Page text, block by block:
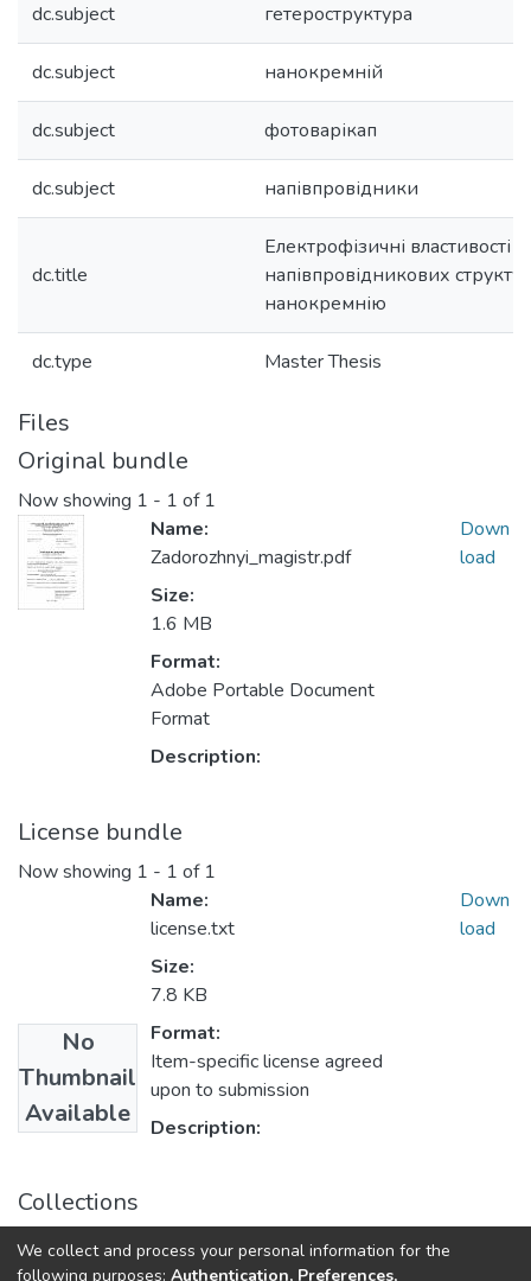
dc.subject гетероструктура
dc.subject нанокремній
dc.subject фотоварікап
dc.subject напівпровідники
dc.title
Електрофізичні властивості
напівпровідникових
нанокремнію
dc.type Master Thesis
Files
Original bundle
Now showing 1 - 1 of 1
Name:
Zadorozhnyi_magistr.pdf
Size:
1.6 MB
Format:
Adobe Portable Document
Format
Description:
Down
load
License bundle
Now showing 1 - 1 of 1
No
Thumbnail
Available
Name:
license.txt
Size:
7.8 KB
Format:
Item-specific license agreed
upon to submission
Description:
Down
load
Collections
Магістерські роботи (МЕ)
Магістерські роботи
We collect and process your personal information for the
following purposes: Authentication, Preferences,